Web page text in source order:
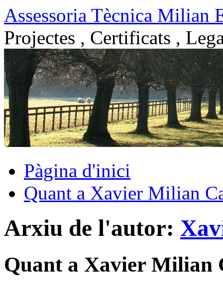
Vés
al
contingut
Assessoria Tècnica Milian
Projectes , Certificats ,
Pàgina d'inici
Quant a Xavier Milian
Arxiu de l'autor:
Quant a Xavier Milian